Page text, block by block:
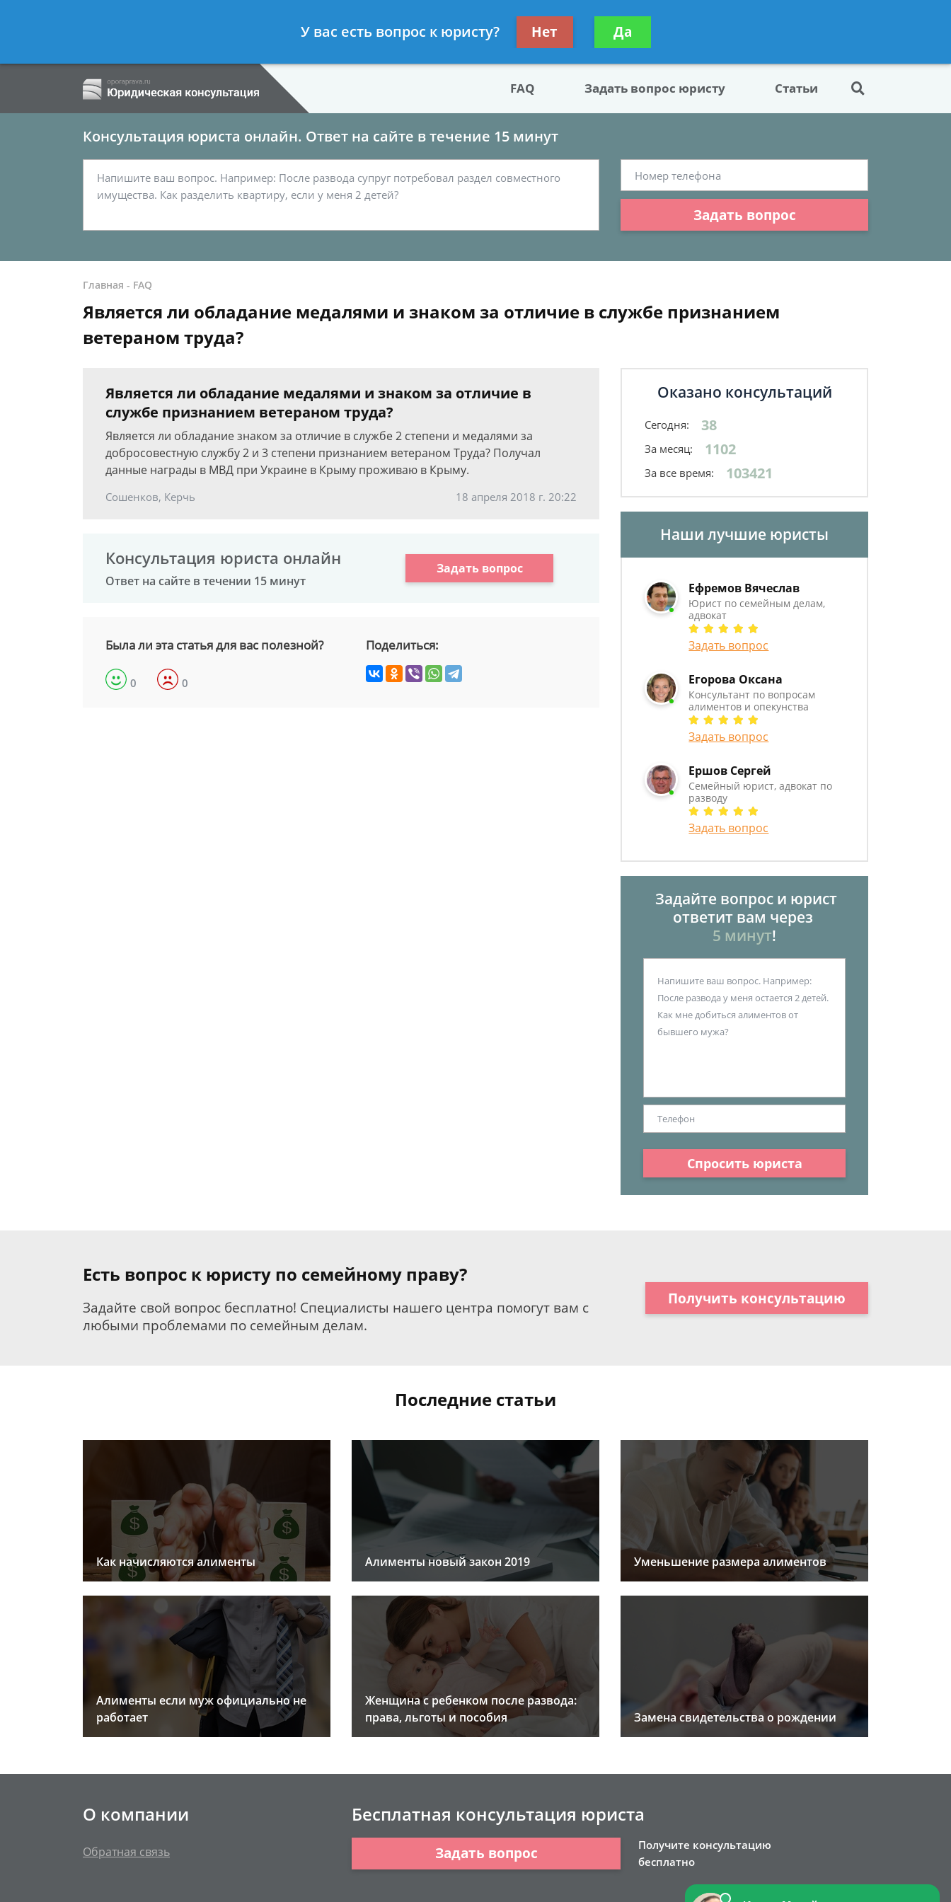
- Семейный юрист, адвокат по разводу
Получите консультацию
бесплатно
FAQ Задать вопрос юристу Статьи
Консультация юриста онлайн. Ответ на сайте в течение 15 минут
Задать вопрос
Главная - FAQ
Является ли обладание медалями и знаком за отличие в службе признанием
ветераном труда?
Является ли обладание медалями и знаком за отличие в
службе признанием ветераном труда?
Является ли обладание знаком за отличие в службе 2 степени и медалями за
добросовестную службу 2 и 3 степени признанием ветераном Труда? Получал
данные награды в МВД при Украине в Крыму проживаю в Крыму.
Сошенков, Керчь 18 апреля 2018 г. 20:22
Консультация юриста онлайн
Ответ на сайте в течении 15 минут
Задать вопрос
Была ли эта статья для вас полезной?
0 0
Поделиться:
Оказано консультаций
Сегодня: 38
За месяц: 1102
За все время: 103421
Наши лучшие юристы
Ефремов Вячеслав
Юрист по семейным делам,
адвокат
Задать вопрос
Егорова Оксана
Консультант по вопросам
алиментов и опекунства
Задать вопрос
Ершов Сергей
Семейный юрист, адвокат по
разводу
Задать вопрос
Задайте вопрос и юрист
ответит вам через
5 минут!
Спросить юриста
Есть вопрос к юристу по семейному праву?
Задайте свой вопрос бесплатно! Специалисты нашего центра помогут вам с
любыми проблемами по семейным делам.
Получить консультацию
Последние статьи
Как начисляются алименты Алименты новый закон 2019 Уменьшение размера алиментов
Алименты если муж официально не
работает
Женщина с ребенком после развода:
права, льготы и пособия
Замена свидетельства о рождении
О компании
Обратная связь
Бесплатная консультация юриста
Задать вопрос
Получите консультацию
бесплатно
У вас есть вопрос к юристу? Нет Да